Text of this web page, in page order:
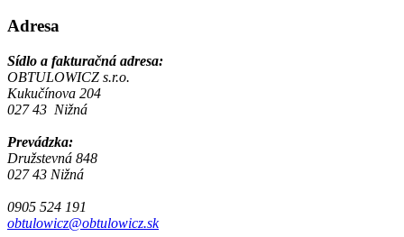
Adresa
Sídlo a fakturačná adresa:
OBTULOWICZ s.r.o.
Kukučínova 204
027 43 Nižná
Prevádzka:
Družstevná 848
027 43 Nižná
0905 524 191
obtulowicz@obtulowicz.sk